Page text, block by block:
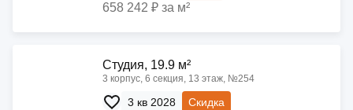
658 242 ₽ за м²
Cтудия, 19.9 м²
3 корпус, 6 секция, 13 этаж, №254
3 кв 2028
Скидка